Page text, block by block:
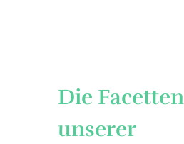
Die Facetten
unserer